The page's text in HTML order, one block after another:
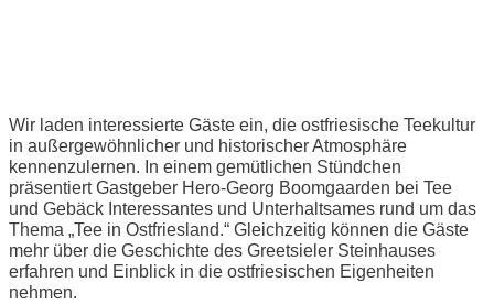
Wir laden interessierte Gäste ein, die ostfriesische Teekultur
in außergewöhnlicher und historischer Atmosphäre
kennenzulernen. In einem gemütlichen Stündchen
präsentiert Gastgeber Hero-Georg Boomgaarden bei Tee
und Gebäck Interessantes und Unterhaltsames rund um das
Thema „Tee in Ostfriesland.“ Gleichzeitig können die Gäste
mehr über die Geschichte des Greetsieler Steinhauses
erfahren und Einblick in die ostfriesischen Eigenheiten
nehmen.